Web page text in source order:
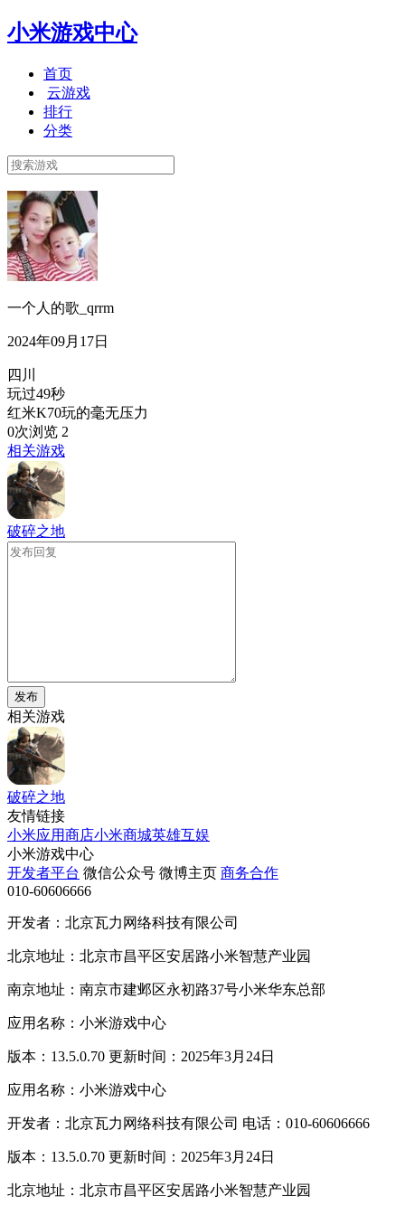
小米游戏中心
首页
云游戏
排行
分类
一个人的歌_qrrm
2024年09月17日
四川
玩过49秒
红米K70玩的毫无压力
0次浏览 2
相关游戏
破碎之地
发布
相关游戏
破碎之地
友情链接
小米应用商店小米商城英雄互娱
小米游戏中心
开发者平台 微信公众号 微博主页 商务合作
010-60606666
开发者：北京瓦力网络科技有限公司
北京地址：北京市昌平区安居路小米智慧产业园
南京地址：南京市建邺区永初路37号小米华东总部
应用名称：小米游戏中心
版本：13.5.0.70 更新时间：2025年3月24日
应用名称：小米游戏中心
开发者：北京瓦力网络科技有限公司 电话：010-60606666
版本：13.5.0.70 更新时间：2025年3月24日
北京地址：北京市昌平区安居路小米智慧产业园